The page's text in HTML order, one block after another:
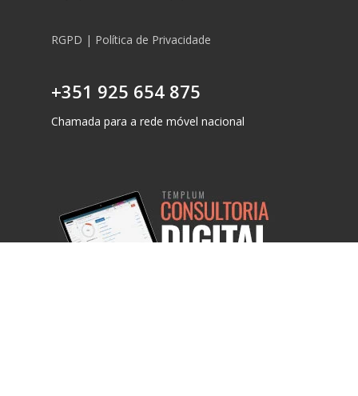
RGPD | Política de Privacidade
+351 925 654 875
Chamada para a rede móvel nacional